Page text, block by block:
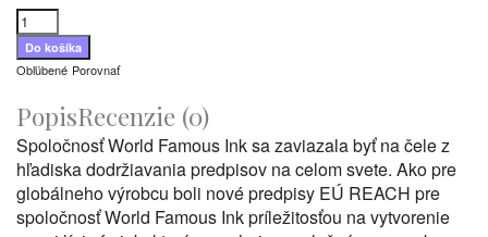
Obľúbené Porovnať
PopisRecenzie (0)
Spoločnosť World Famous Ink sa zaviazala byť na čele z
hľadiska dodržiavania predpisov na celom svete. Ako pre
globálneho výrobcu boli nové predpisy EÚ REACH pre
spoločnosť World Famous Ink príležitosťou na vytvorenie